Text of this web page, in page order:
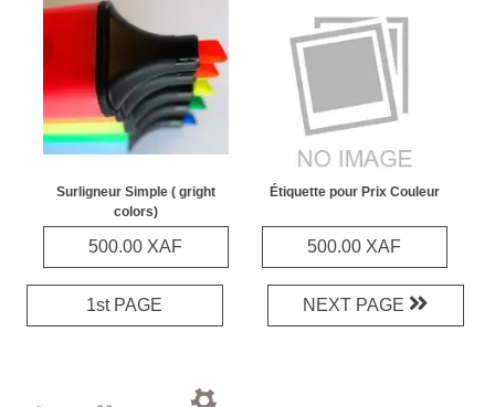
Surligneur Simple ( gright
colors)
500.00 XAF
Étiquette pour Prix Couleur
500.00 XAF
NEXT PAGE
1st PAGE